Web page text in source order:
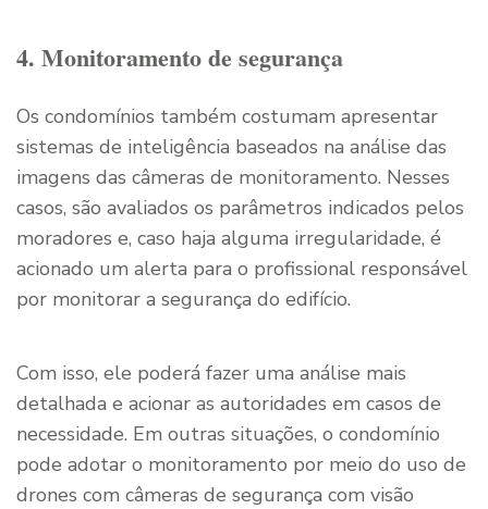
4. Monitoramento de segurança
Os condomínios também costumam apresentar
sistemas de inteligência baseados na análise das
imagens das câmeras de monitoramento. Nesses
casos, são avaliados os parâmetros indicados pelos
moradores e, caso haja alguma irregularidade, é
acionado um alerta para o profissional responsável
por monitorar a segurança do edifício.
Com isso, ele poderá fazer uma análise mais
detalhada e acionar as autoridades em casos de
necessidade. Em outras situações, o condomínio
pode adotar o monitoramento por meio do uso de
drones com câmeras de segurança com visão